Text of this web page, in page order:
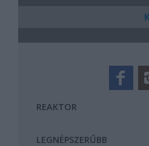
REAKTOR
LEGNÉPSZERŰBB